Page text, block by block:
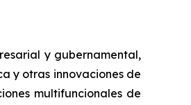
y gubernamental,
y otras innovaciones de
multifuncionales de